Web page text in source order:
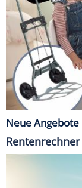
Neue Angebote
Rentenrechner